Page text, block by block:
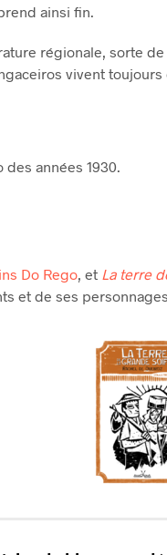
ainsi fin.
régionale, sorte
vivent
des années 1930.
Do Rego , et La terre
et de ses